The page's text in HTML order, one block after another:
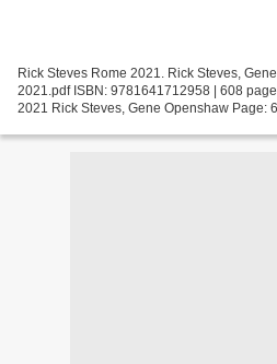
Rick Steves Rome 2021. Rick Steves,
2021.pdf ISBN: 9781641712958 | 608
2021 Rick Steves, Gene Openshaw Page: